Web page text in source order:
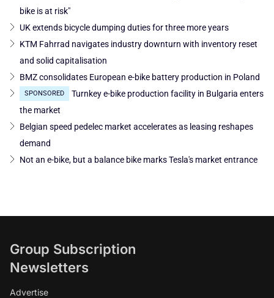
bike is at risk"
UK extends bicycle dumping duties for three more years
KTM Fahrrad navigates industry downturn with inventory reset
and solid capitalisation
BMZ consolidates European e-bike battery production in Poland
SPONSORED
Turnkey e-bike production facility in Bulgaria enters
the market
Belgian speed pedelec market accelerates as leasing reshapes
demand
Not an e-bike, but a balance bike marks Tesla's market entrance
Group Subscription
Newsletters
Advertise